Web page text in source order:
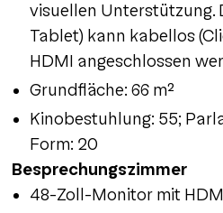
visuellen Unterstützung.
Tablet) kann kabellos
HDMI angeschlossen
Grundfläche: 66 m²
Kinobestuhlung: 55;
Form: 20
Besprechungszimmer
48-Zoll-Monitor mit